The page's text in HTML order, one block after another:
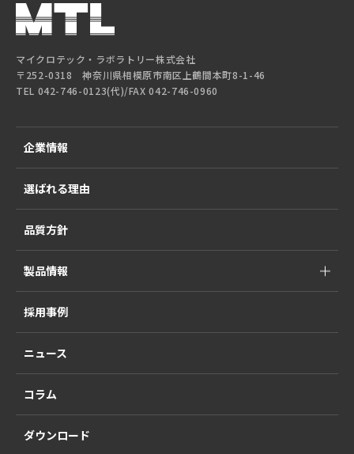
マイクロテック・ラボラトリー株式会社
〒252-0318 神奈川県相模原市南区上鶴間本町8-1-46
TEL 042-746-0123(代)/FAX 042-746-0960
企業情報
選ばれる理由
品質方針
製品情報
採用事例
ニュース
コラム
ダウンロード